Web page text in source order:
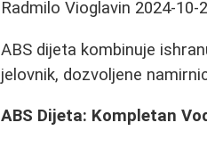
Radmilo Vioglavin 2024-10-
ABS dijeta kombinuje
jelovnik, dozvoljene
ABS Dijeta: Kompletan